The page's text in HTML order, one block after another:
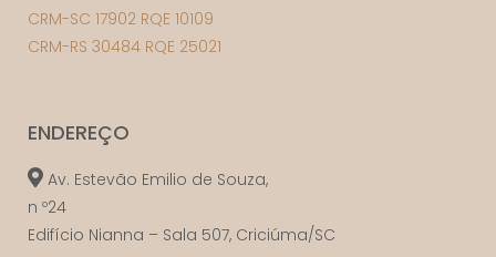
CRM-SC 17902 RQE 10109
CRM-RS 30484 RQE 25021
ENDEREÇO
Av. Estevão Emilio de Souza,
n º24
Edifício Nianna – Sala 507, Criciúma/SC